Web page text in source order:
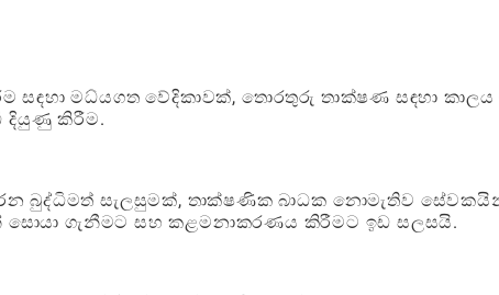
මධ්යගත වේදිකාවක්, තොරතුරු තාක්ෂණ සඳහා කාලය
දියුණු කිරීම.
කරන බුද්ධිමත් සැලසුමක්, තාක්ෂණික බාධක නොමැතිව
සොයා ගැනීමට සහ කළමනාකරණය කිරීමට ඉඩ සලසයි.